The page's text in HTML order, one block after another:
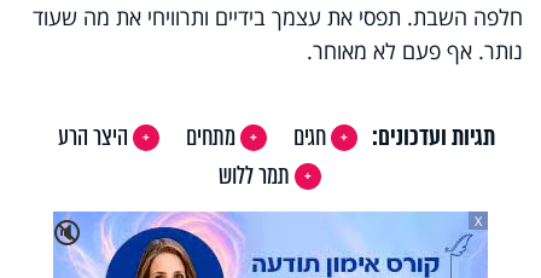
חלפה השבת. תפסי את עצמך בידיים ותרוויחי את מה שעוד
נותר. אף פעם לא מאוחר.
תגיות ועדכונים: חגים מתחים
היצר הרע
תמר ללוש
🔇
X